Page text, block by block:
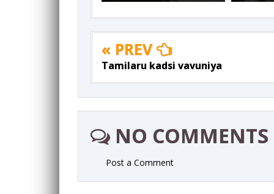
« PREV
Tamilaru kadsi vavuniya
NO COMMENTS
Post a Comment